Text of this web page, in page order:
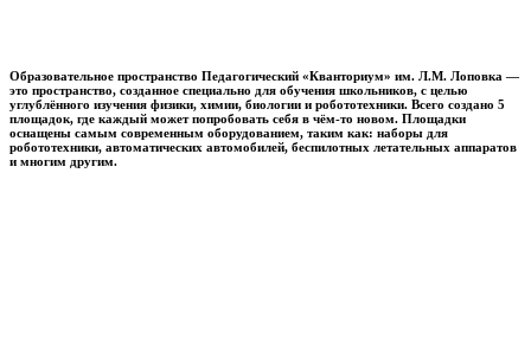
Образовательное пространство Педагогический «Кванториум» им. Л.М. Лоповка —
это пространство, созданное специально для обучения школьников, с целью
углублённого изучения физики, химии, биологии и робототехники. Всего создано 5
площадок, где каждый может попробовать себя в чём-то новом. Площадки
оснащены самым современным оборудованием, таким как: наборы для
робототехники, автоматических автомобилей, беспилотных летательных аппаратов
и многим другим.